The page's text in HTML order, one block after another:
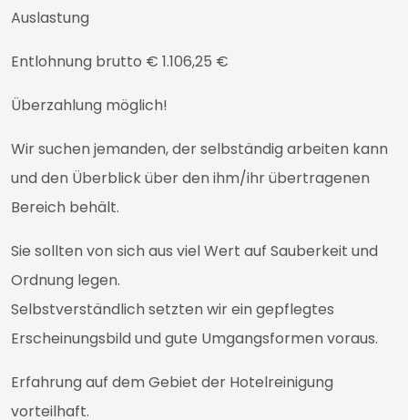
Auslastung
Entlohnung brutto € 1.106,25 €
Überzahlung möglich!
Wir suchen jemanden, der selbständig arbeiten kann
und den Überblick über den ihm/ihr übertragenen
Bereich behält.
Sie sollten von sich aus viel Wert auf Sauberkeit und
Ordnung legen.
Selbstverständlich setzten wir ein gepflegtes
Erscheinungsbild und gute Umgangsformen voraus.
Erfahrung auf dem Gebiet der Hotelreinigung
vorteilhaft.